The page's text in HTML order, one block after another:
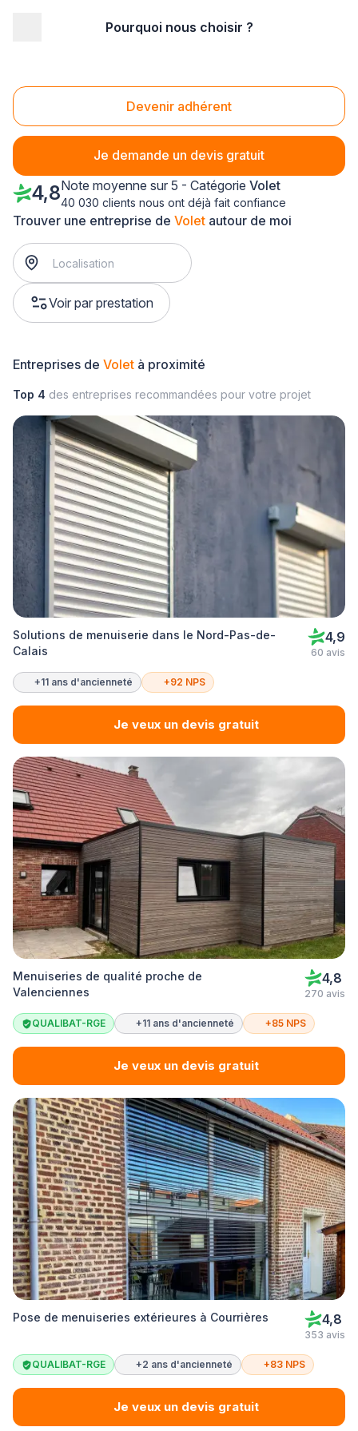
Pourquoi nous choisir ?
Devenir adhérent
Je demande un devis gratuit
Volet Raismes (59590)
Trouver une entreprise de Volet autour de moi
Voir par prestation
4,8Note moyenne sur 5 - Catégorie Volet
40 030 clients nous ont déjà fait confiance
Entreprises de Volet à proximité
Top 4 des entreprises recommandées pour votre projet
Solutions de menuiserie dans le Nord-Pas-de-
Calais
4,9
60 avis
+11 ans d'ancienneté +92 NPS
Je veux un devis gratuit
Menuiseries de qualité proche de
Valenciennes
4,8
270 avis
QUALIBAT-RGE +11 ans d'ancienneté +85 NPS
Je veux un devis gratuit
Pose de menuiseries extérieures à Courrières 4,8
353 avis
QUALIBAT-RGE +2 ans d'ancienneté +83 NPS
Je veux un devis gratuit